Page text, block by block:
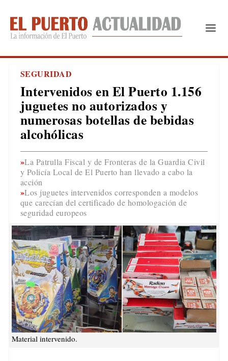
SEGURIDAD
Intervenidos en El Puerto 1.156
juguetes no autorizados y
numerosas botellas de bebidas
alcohólicas
La Patrulla Fiscal y de Fronteras de la Guardia Civil
y Policía Local de El Puerto han llevado a cabo la
acción
Los juguetes intervenidos corresponden a modelos
que carecían del certificado de homologación de
seguridad europeos
Material intervenido.